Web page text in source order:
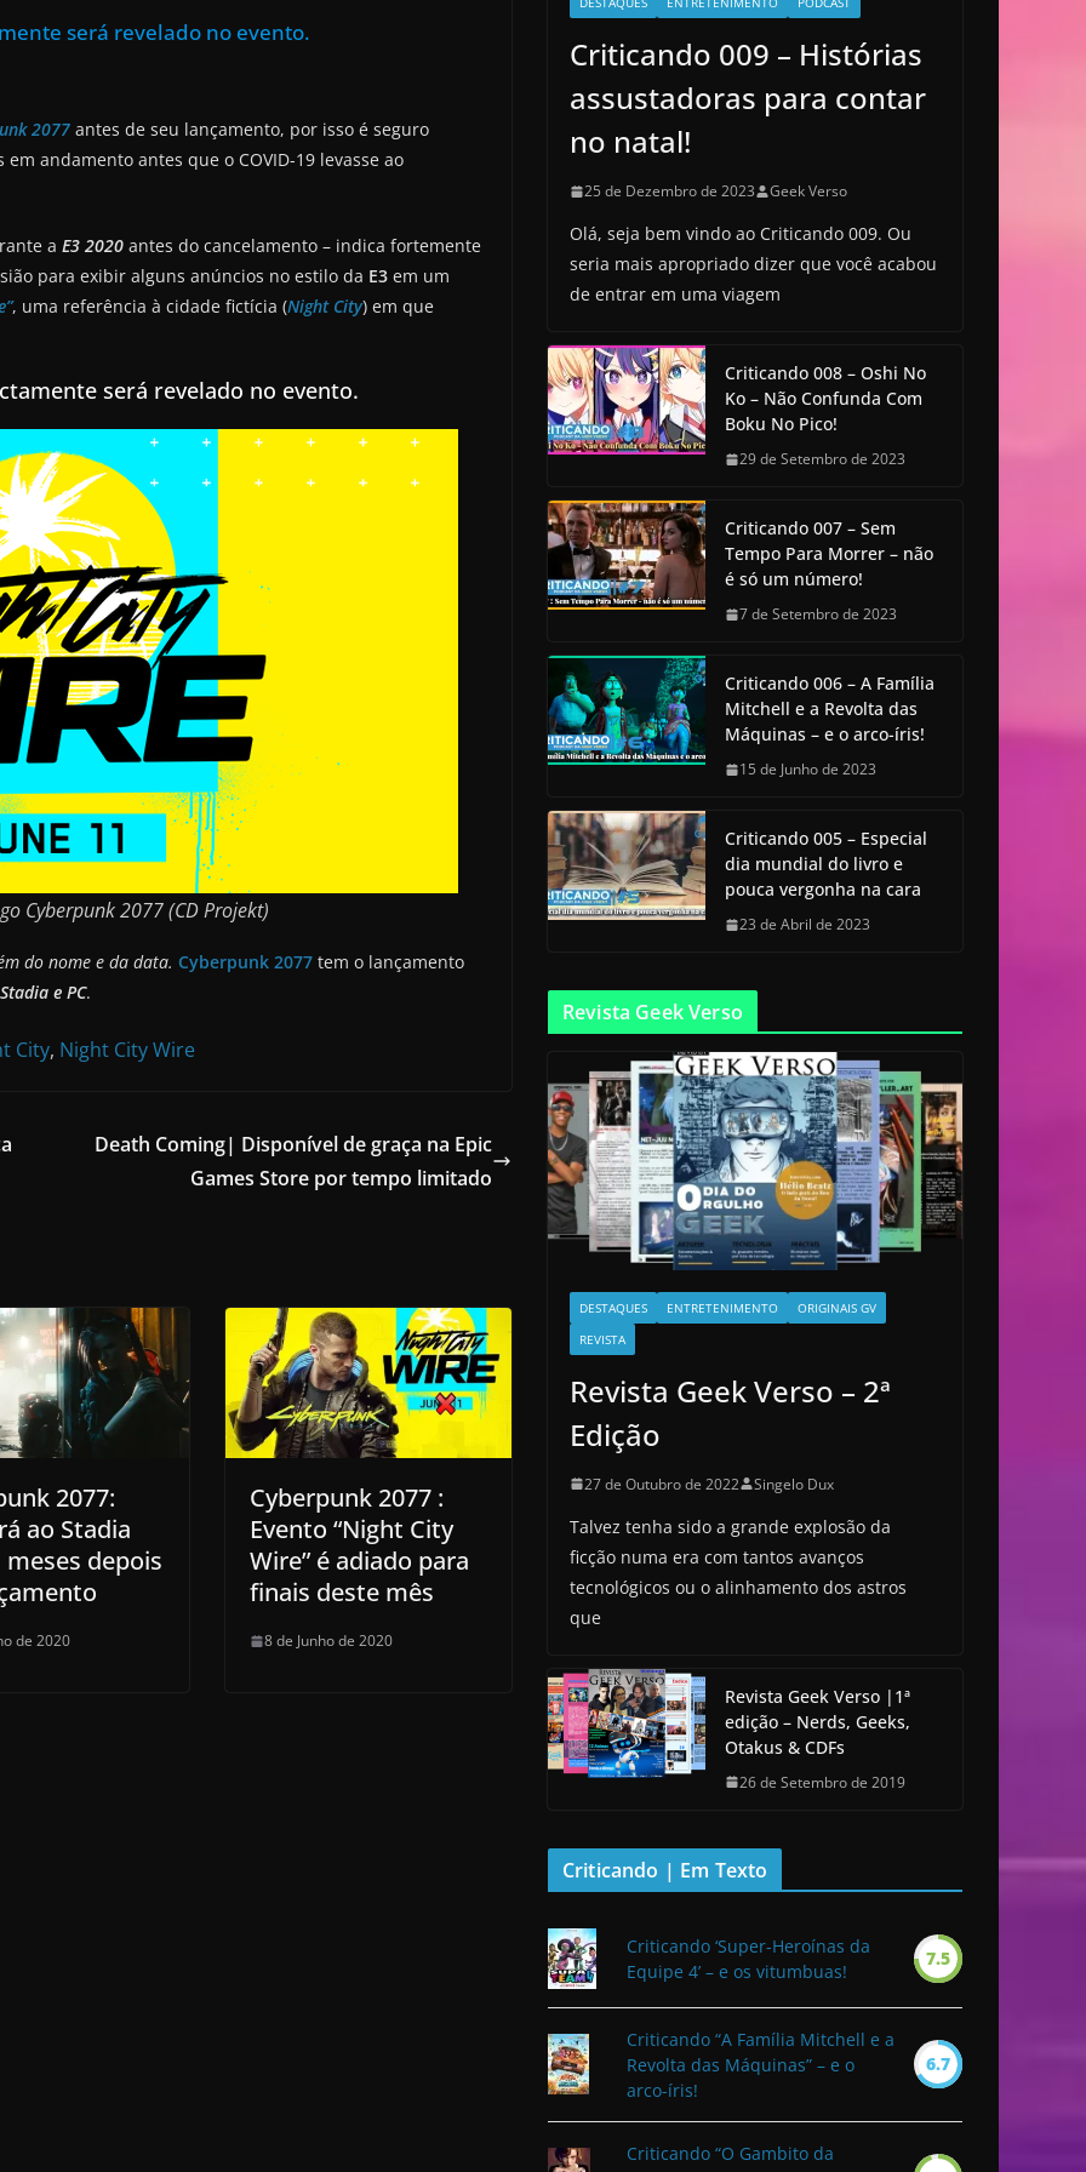
será revelado no evento.
2077 antes de seu lançamento, por isso é seguro
andamento antes que o COVID-19 levasse ao
a E3 2020 antes do cancelamento – indica fortemente
para exibir alguns anúncios no estilo da E3 em um
, uma referência à cidade fictícia (Night City) em que
será revelado no evento.
Cyberpunk 2077 (CD Projekt)
do nome e da data. Cyberpunk 2077 tem o lançamento
e PC.
City, Night City Wire
Death Coming| Disponível de graça na Epic
Games Store por tempo limitado
2077:
ao Stadia
meses depois
de 2020
Cyberpunk 2077 :
Evento “Night City
Wire” é adiado para
finais deste mês
8 de Junho de 2020
Criticando 009 – Histórias
assustadoras para contar
no natal!
25 de Dezembro de 2023 Geek Verso
Olá, seja bem vindo ao Criticando 009. Ou
seria mais apropriado dizer que você acabou
de entrar em uma viagem
Criticando 008 – Oshi No
Ko – Não Confunda Com
Boku No Pico!
29 de Setembro de 2023
Criticando 007 – Sem
Tempo Para Morrer – não
é só um número!
7 de Setembro de 2023
Criticando 006 – A Família
Mitchell e a Revolta das
Máquinas – e o arco-íris!
15 de Junho de 2023
Criticando 005 – Especial
dia mundial do livro e
pouca vergonha na cara
23 de Abril de 2023
Revista Geek Verso
DESTAQUES ENTRETENIMENTO
ORIGINAIS GV
REVISTA
Revista Geek Verso – 2ª
Edição
27 de Outubro de 2022 Singelo Dux
Talvez tenha sido a grande explosão da
ficção numa era com tantos avanços
tecnológicos ou o alinhamento dos astros
que
Revista Geek Verso |1ª
edição – Nerds, Geeks,
Otakus & CDFs
26 de Setembro de 2019
Criticando | Em Texto
Criticando ‘Super-Heroínas da
Equipe 4’ – e os vitumbuas!
7.5
Criticando “A Família Mitchell e a
Revolta das Máquinas” – e o
arco-íris!
6.7
Criticando “O Gambito da